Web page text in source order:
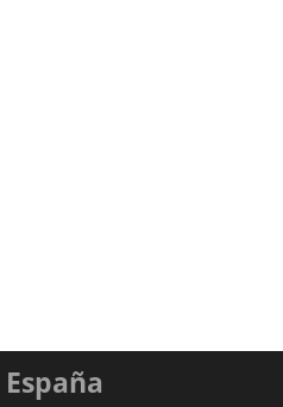
España